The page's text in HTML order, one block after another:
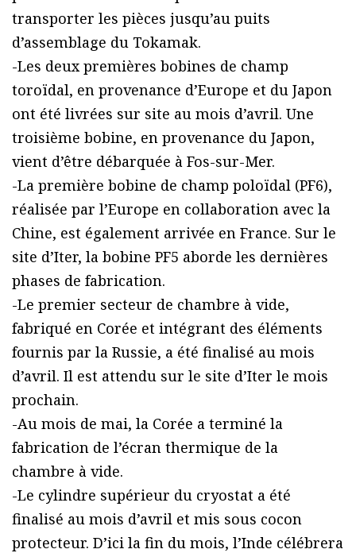
transporter les pièces jusqu’au puits
d’assemblage du Tokamak.
-Les deux premières bobines de champ
toroïdal, en provenance d’Europe et du Japon
ont été livrées sur site au mois d’avril. Une
troisième bobine, en provenance du Japon,
vient d’être débarquée à Fos-sur-Mer.
-La première bobine de champ poloïdal (PF6),
réalisée par l’Europe en collaboration avec la
Chine, est également arrivée en France. Sur le
site d’Iter, la bobine PF5 aborde les dernières
phases de fabrication.
-Le premier secteur de chambre à vide,
fabriqué en Corée et intégrant des éléments
fournis par la Russie, a été finalisé au mois
d’avril. Il est attendu sur le site d’Iter le mois
prochain.
-Au mois de mai, la Corée a terminé la
fabrication de l’écran thermique de la
chambre à vide.
-Le cylindre supérieur du cryostat a été
finalisé au mois d’avril et mis sous cocon
protecteur. D’ici la fin du mois, l’Inde célébrera